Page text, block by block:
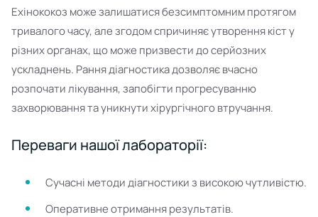
Ехінококоз може залишатися безсимптомним протягом
тривалого часу, але згодом спричиняє утворення кіст у
різних органах, що може призвести до серйозних
ускладнень. Рання діагностика дозволяє вчасно
розпочати лікування, запобігти прогресуванню
захворювання та уникнути хірургічного втручання.
Переваги нашої лабораторії:
Сучасні методи діагностики з високою чутливістю.
Оперативне отримання результатів.